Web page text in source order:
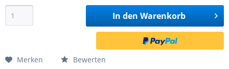
In den Warenkorb
Merken Bewerten